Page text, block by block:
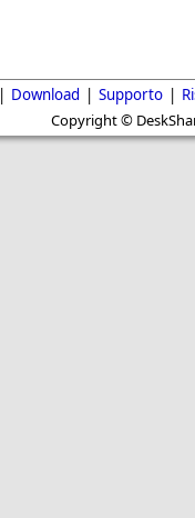
| Download | Supporto |
Copyright ©